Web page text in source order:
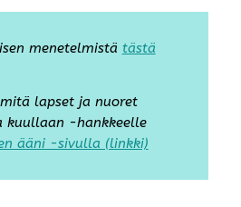
menetelmistä tästä
lapset ja nuoret
kuullaan -hankkeelle
ääni -sivulla (linkki)